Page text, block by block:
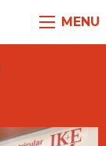
MENU